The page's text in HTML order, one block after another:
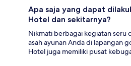
Apa saja yang dapat
Hotel dan sekitarnya?
Nikmati berbagai kegiatan seru
asah ayunan Anda di lapangan
Hotel juga memiliki pusat